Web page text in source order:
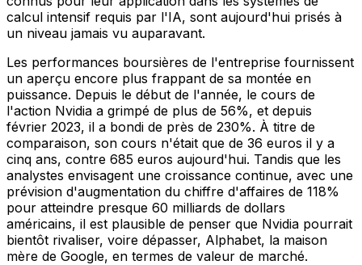
calcul intensif requis par l'IA, sont aujourd'hui prisés à
un niveau jamais vu auparavant.
Les performances boursières de l'entreprise fournissent
un aperçu encore plus frappant de sa montée en
puissance. Depuis le début de l'année, le cours de
l'action Nvidia a grimpé de plus de 56%, et depuis
février 2023, il a bondi de près de 230%. À titre de
comparaison, son cours n'était que de 36 euros il y a
cinq ans, contre 685 euros aujourd'hui. Tandis que les
analystes envisagent une croissance continue, avec une
prévision d'augmentation du chiffre d'affaires de 118%
pour atteindre presque 60 milliards de dollars
américains, il est plausible de penser que Nvidia pourrait
bientôt rivaliser, voire dépasser, Alphabet, la maison
mère de Google, en termes de valeur de marché.